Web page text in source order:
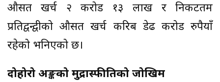
औसत खर्च २ करोड १३ लाख र निकटतम
प्रतिद्वन्द्वीको औसत खर्च करिब डेढ करोड रुपैयाँ
रहेको भनिएको छ।
दोहोरो अङ्कको मुद्रास्फीतिको जोखिम